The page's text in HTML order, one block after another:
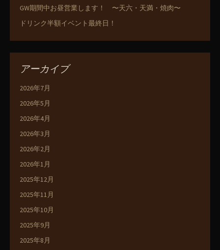
GW期間中お昼営業します！ 〜天六・天満・焼肉〜
ドリンク半額イベント最終日！
アーカイブ
2026年7月
2026年5月
2026年4月
2026年3月
2026年2月
2026年1月
2025年12月
2025年11月
2025年10月
2025年9月
2025年8月